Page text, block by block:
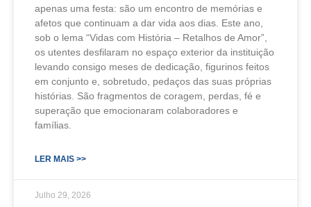
apenas uma festa: são um encontro de memórias e
afetos que continuam a dar vida aos dias. Este ano,
sob o lema “Vidas com História – Retalhos de Amor”,
os utentes desfilaram no espaço exterior da instituição
levando consigo meses de dedicação, figurinos feitos
em conjunto e, sobretudo, pedaços das suas próprias
histórias. São fragmentos de coragem, perdas, fé e
superação que emocionaram colaboradores e
famílias.
LER MAIS >>
Julho 29, 2026